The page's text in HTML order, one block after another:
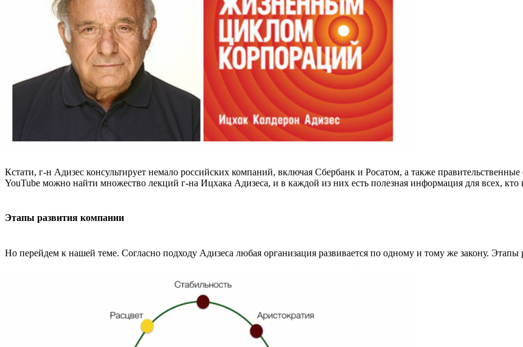
Кстати, г-н Адизес консультирует немало российских компаний, включая Сбербанк и Росатом, а также
YouTube можно найти множество лекций г-на Ицхака Адизеса, и в каждой из них есть полезная информация для всех, кто
Этапы развития компании
Но перейдем к нашей теме. Согласно подходу Адизеса любая организация развивается по одному и тому же закону.